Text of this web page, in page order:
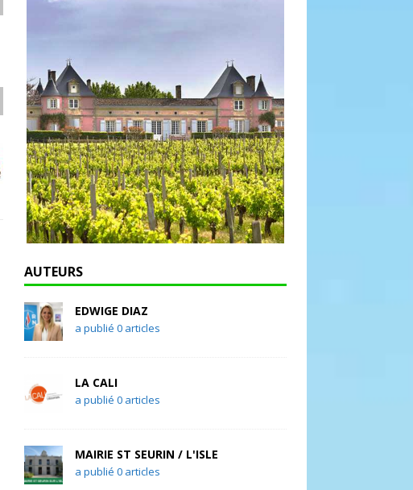
AUTEURS
EDWIGE DIAZ
a publié 0 articles
LA CALI
a publié 0 articles
MAIRIE ST SEURIN / L'ISLE
a publié 0 articles